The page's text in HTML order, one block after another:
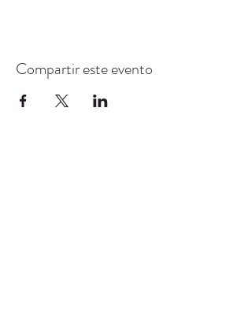
Compartir este evento